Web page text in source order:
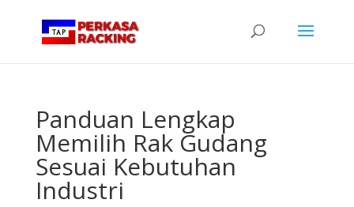
Panduan Lengkap
Memilih Rak Gudang
Sesuai Kebutuhan
Industri